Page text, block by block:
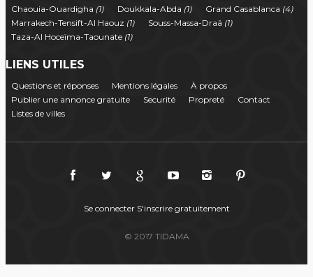
Chaouia-Ouardigha (1) Doukkala-Abda (1) Grand Casablanca (4)
Marrakech-Tensift-Al Haouz (1) Souss-Massa-Draâ (1)
Taza-Al Hoceïma-Taounate (1)
LIENS UTILES
Questions et réponses Mentions légales
À propos
Publier une annonce gratuite
Securité Propreté
Contact
Listes de villes
Se connecter S'inscrire gratuitement
© 2017 TIDAMA